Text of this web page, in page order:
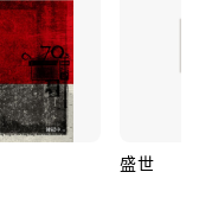
盛世